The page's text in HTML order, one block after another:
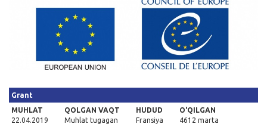
Grant
MUHLAT
22.04.2019
QOLGAN VAQT
Muhlat tugagan
HUDUD
Fransiya
O'QILGAN
4612 marta